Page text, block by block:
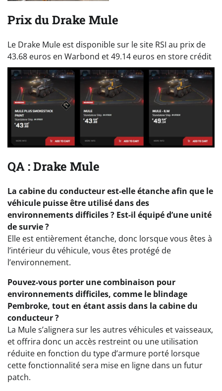
Prix du Drake Mule
Le Drake Mule est disponible sur le site RSI au prix de
43.68 euros en Warbond et 49.14 euros en store crédit
QA : Drake Mule
La cabine du conducteur est-elle étanche afin que le
véhicule puisse être utilisé dans des
environnements difficiles ? Est-il équipé d’une unité
de survie ?
Elle est entièrement étanche, donc lorsque vous êtes à
l’intérieur du véhicule, vous êtes protégé de
l’environnement.
Pouvez-vous porter une combinaison pour
environnements difficiles, comme le blindage
Pembroke, tout en étant assis dans la cabine du
conducteur ?
La Mule s’alignera sur les autres véhicules et vaisseaux,
et offrira donc un accès restreint ou une utilisation
réduite en fonction du type d’armure porté lorsque
cette fonctionnalité sera mise en ligne dans un futur
patch.